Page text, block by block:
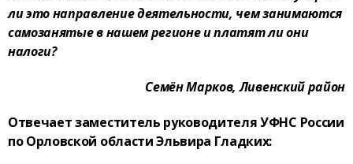
ли это направление деятельности, чем занимаются
самозанятые в нашем регионе и платят ли они
налоги?
Семён Марков, Ливенский район
Отвечает заместитель руководителя УФНС России
по Орловской области Эльвира Гладких: